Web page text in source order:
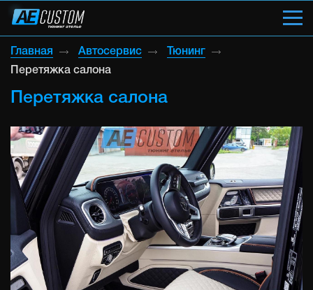
Главная Автосервис
Тюнинг
Перетяжка салона
Перетяжка салона